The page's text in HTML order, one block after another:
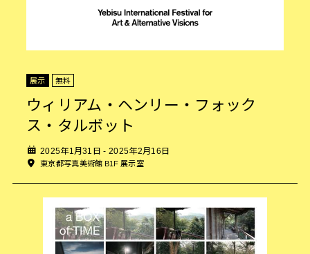
展示 無料
ウィリアム・ヘンリー・フォック
ス・タルボット
2025年1月31日 - 2025年2月16日
東京都写真美術館 B1F 展示室